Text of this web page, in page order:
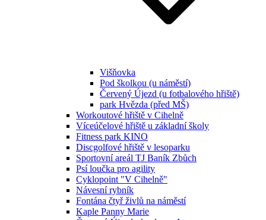
Višňovka
Pod školkou (u náměstí)
Červený Újezd (u fotbalového hřiště)
park Hvězda (před MŠ)
Workoutové hřiště v Cihelně
Víceúčelové hřiště u základní školy
Fitness park KINO
Discgolfové hřiště v lesoparku
Sportovní areál TJ Baník Zbůch
Psí loučka pro agility
Cyklopoint "V Cihelně"
Návesní rybník
Fontána čtyř živlů na náměstí
Kaple Panny Marie